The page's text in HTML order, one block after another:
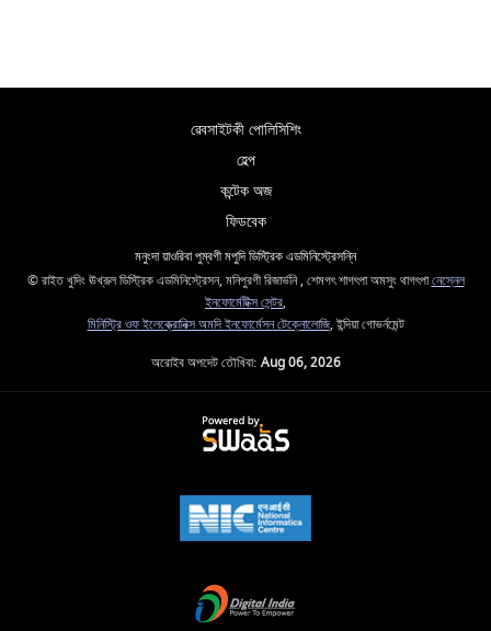
ৱেবসাইটকী পোলিসিশিং
হেল্প
কন্টেক অজ
ফিডবেক
মনুংদা য়াওরিবা পুম্বগী মপুদি ডিস্ট্রিক এডমিনিস্ট্রেসন্নি
© রাইত খুদিং ঊখ্রূল ডিস্ট্রিক এডমিনিস্ট্রেসন, মনিপুরগী রিজার্ভনি , শেমগৎ শাগৎপা অমসুং থাগৎপানেস্নেল
ইনফোর্মেটিক্স সেন্টর,
মিনিস্ট্রি ওফ ইলেক্ত্রোনিক্স অমদি ইনফোর্মেসন টেক্নোলোজি, ইন্দিয়া গোভর্নমেন্ট
অরোইব অপদেট তৌখিবা: Aug 06, 2026